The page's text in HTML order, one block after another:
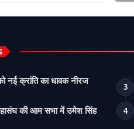
नई क्रांति का धावक नीरज
महासंघ की आम सभा में उमेश सिंह
3
4